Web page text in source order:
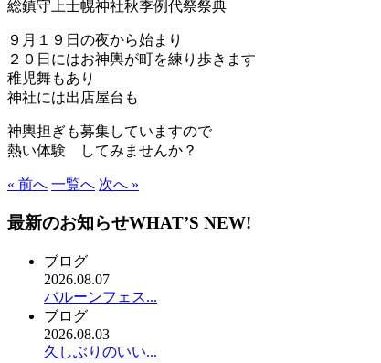
総鎮守上士幌神社秋季例代祭祭典
９月１９日の夜から始まり
２０日にはお神輿が町を練り歩きます
稚児舞もあり
神社には出店屋台も
神輿担ぎも募集していますので
熱い体験 してみませんか？
« 前へ 一覧へ 次へ »
最新のお知らせWHAT’S NEW!
ブログ
2026.08.07
バルーンフェス...
ブログ
2026.08.03
久しぶりのいい...